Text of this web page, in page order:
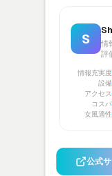
S
情
評
情報充実度
設備
アクセス
コスパ
女風適性
公式